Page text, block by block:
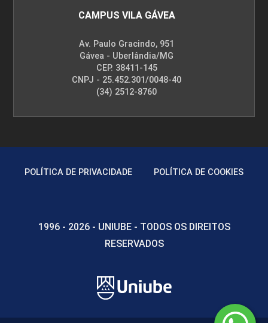
10h
Inovações e Tendências em Estética
Introdução à Tricopigmentação
CAMPUS VILA GÁVEA
Av. Paulo Gracindo, 951
Gávea - Uberlândia/MG
CEP. 38411-145
CNPJ - 25.452.301/0048-40
(34) 2512-8760
POLÍTICA DE PRIVACIDADE POLÍTICA DE COOKIES
1996 - 2026 - UNIUBE - TODOS OS DIREITOS
RESERVADOS